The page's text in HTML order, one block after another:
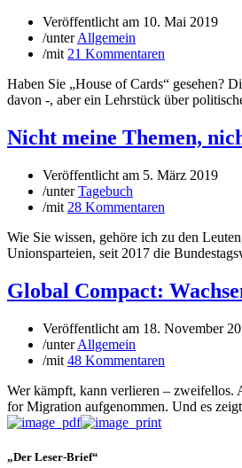
Veröffentlicht am 10. Mai 2019
/unterAllgemein
/mit 21 Kommentaren
Haben Sie „House of Cards“ gesehen?
davon -, aber ein Lehrstück über
Nicht meine Themen,
Veröffentlicht am 5. März 2019
/unterTagebuch
/mit 28 Kommentaren
Wie Sie wissen, gehöre ich zu den
Unionsparteien, seit 2017 die
Global Compact:
Veröffentlicht am 18. November
/unterAllgemein
/mit 48 Kommentaren
Wer kämpft, kann verlieren – zweifellos.
for Migration aufgenommen. Und es
„Der Leser-Brief“